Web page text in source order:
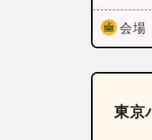
会場
東京